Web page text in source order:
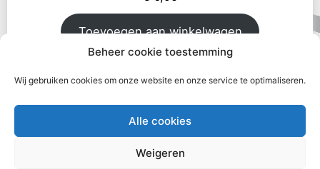
Beheer cookie toestemming
Wij gebruiken cookies om onze website en onze service te optimaliseren.
Alle cookies
Weigeren
Toevoegen aan winkelwagen
Voeg toe aan wenslijst